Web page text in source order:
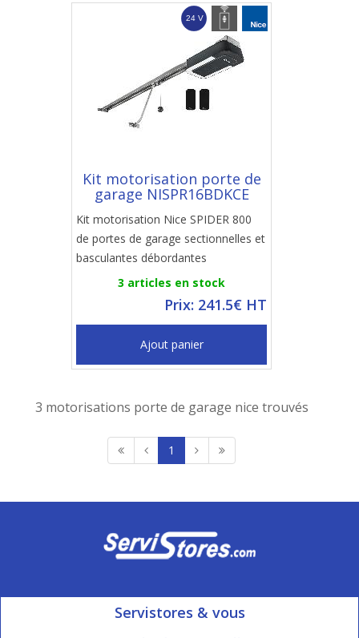
Kit motorisation porte de
garage NISPR16BDKCE
Kit motorisation Nice SPIDER 800
de portes de garage sectionnelles et
basculantes débordantes
3 articles en stock
Prix: 241.5€ HT
Ajout panier
3 motorisations porte de garage nice trouvés
1
Servistores & vous